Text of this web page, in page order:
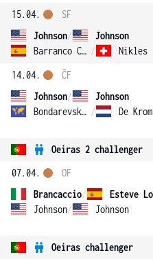
15.04.
Johnson/
Johnson
Barranco Cosano / Nikles
SF
14.04.
Johnson/
Johnson
Bondarevskiy / De Krom
ČF
Oeiras 2 challenger
07.04.
Brancaccio/
Johnson/ Johnson
OF
Oeiras challenger